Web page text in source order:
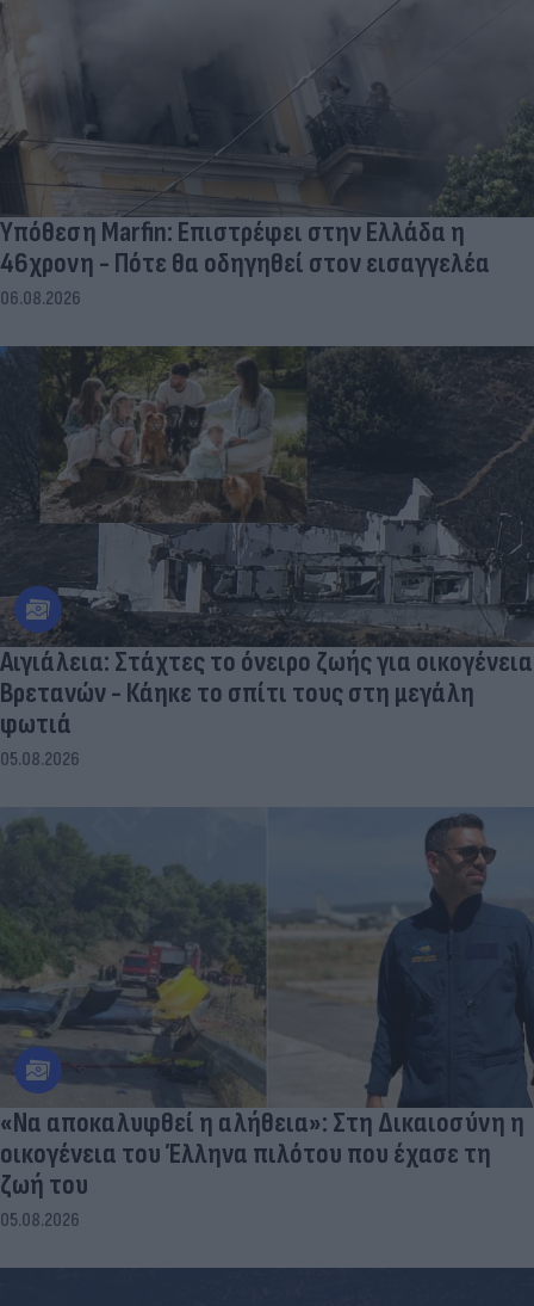
Υπόθεση Marfin: Επιστρέφει στην Ελλάδα η
46χρονη - Πότε θα οδηγηθεί στον εισαγγελέα
06.08.2026
Αιγιάλεια: Στάχτες το όνειρο ζωής για οικογένεια
Βρετανών - Κάηκε το σπίτι τους στη μεγάλη
φωτιά
05.08.2026
«Να αποκαλυφθεί η αλήθεια»: Στη Δικαιοσύνη η
οικογένεια του Έλληνα πιλότου που έχασε τη
ζωή του
05.08.2026